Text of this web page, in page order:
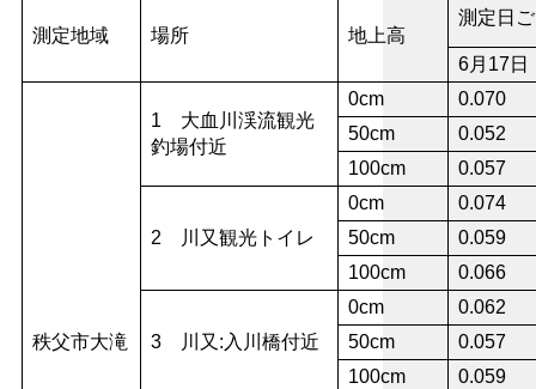
測定地域 場所 地上高
測定日
6月17日
秩父市大滝
1 大血川渓流観光
釣場付近
0cm
0.070
50cm
0.052
100cm
0.057
2 川又観光トイレ
0cm
0.074
50cm
0.059
100cm
0.066
3 川又:入川橋付近
0cm
0.062
50cm
0.057
100cm
0.059